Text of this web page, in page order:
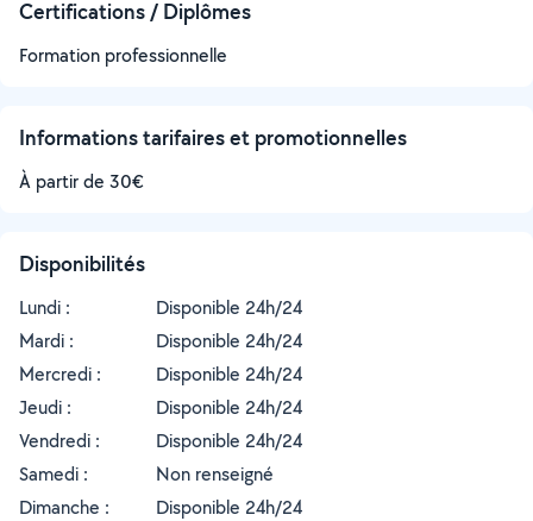
Certifications / Diplômes
Formation professionnelle
Informations tarifaires et promotionnelles
À partir de 30€
Disponibilités
Lundi :
Disponible 24h/24
Mardi :
Disponible 24h/24
Mercredi :
Disponible 24h/24
Jeudi :
Disponible 24h/24
Vendredi :
Disponible 24h/24
Samedi :
Non renseigné
Dimanche :
Disponible 24h/24